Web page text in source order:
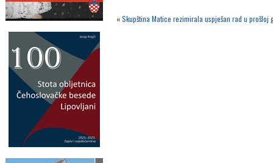
«Skupština Matice rezimirala uspješan rad u prošloj